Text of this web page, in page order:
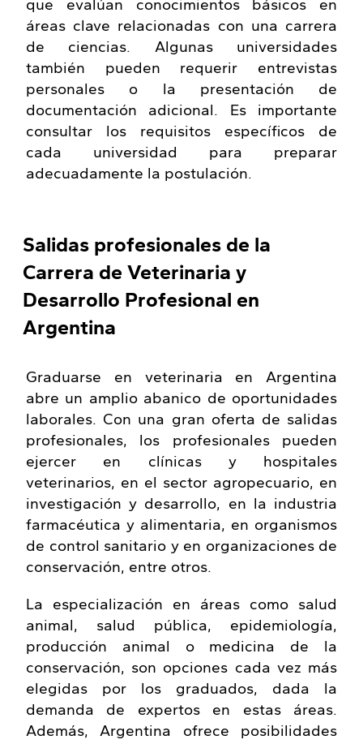
que evalúan conocimientos básicos en
áreas clave relacionadas con una carrera
de ciencias. Algunas universidades
también pueden requerir entrevistas
personales o la presentación de
documentación adicional. Es importante
consultar los requisitos específicos de
cada universidad para preparar
adecuadamente la postulación.
Salidas profesionales de la
Carrera de Veterinaria y
Desarrollo Profesional en
Argentina
Graduarse en veterinaria en Argentina
abre un amplio abanico de oportunidades
laborales. Con una gran oferta de salidas
profesionales, los profesionales pueden
ejercer en clínicas y hospitales
veterinarios, en el sector agropecuario, en
investigación y desarrollo, en la industria
farmacéutica y alimentaria, en organismos
de control sanitario y en organizaciones de
conservación, entre otros.
La especialización en áreas como salud
animal, salud pública, epidemiología,
producción animal o medicina de la
conservación, son opciones cada vez más
elegidas por los graduados, dada la
demanda de expertos en estas áreas.
Además, Argentina ofrece posibilidades